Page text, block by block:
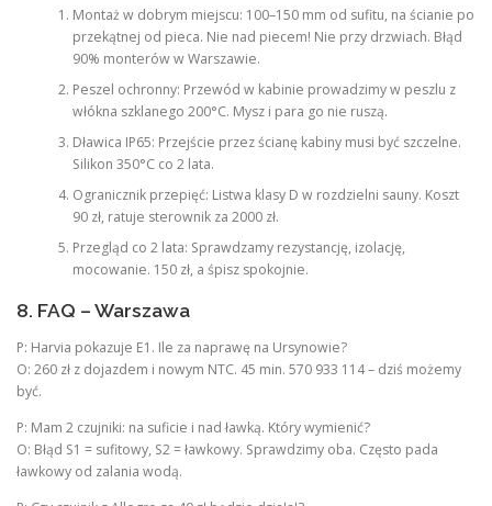
Montaż w dobrym miejscu: 100–150 mm od sufitu, na ścianie po
przekątnej od pieca. Nie nad piecem! Nie przy drzwiach. Błąd
90% monterów w Warszawie.
Peszel ochronny: Przewód w kabinie prowadzimy w peszlu z
włókna szklanego 200°C. Mysz i para go nie ruszą.
Dławica IP65: Przejście przez ścianę kabiny musi być szczelne.
Silikon 350°C co 2 lata.
Ogranicznik przepięć: Listwa klasy D w rozdzielni sauny. Koszt
90 zł, ratuje sterownik za 2000 zł.
Przegląd co 2 lata: Sprawdzamy rezystancję, izolację,
mocowanie. 150 zł, a śpisz spokojnie.
8. FAQ – Warszawa
P: Harvia pokazuje E1. Ile za naprawę na Ursynowie?
O: 260 zł z dojazdem i nowym NTC. 45 min. 570 933 114 – dziś możemy
być.
P: Mam 2 czujniki: na suficie i nad ławką. Który wymienić?
O: Błąd S1 = sufitowy, S2 = ławkowy. Sprawdzimy oba. Często pada
ławkowy od zalania wodą.